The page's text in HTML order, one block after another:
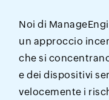
Noi di
un approccio
che si
e dei dispositivi
velocemente i